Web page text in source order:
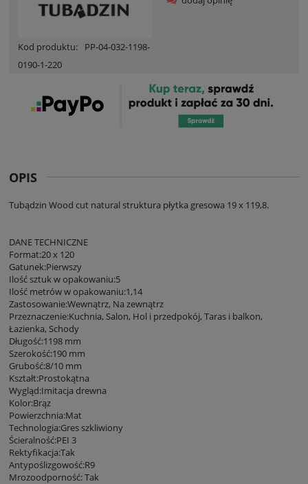
Kod produktu:
PP-04-032-1198-
0190-1-220
OPIS
Tubądzin Wood cut natural struktura płytka gresowa 19 x 119,8.
DANE TECHNICZNE
Format:20 x 120
Gatunek:Pierwszy
Ilość sztuk w opakowaniu:5
Ilość metrów w opakowaniu:1,14
Zastosowanie:Wewnątrz, Na zewnątrz
Przeznaczenie:Kuchnia, Salon, Hol i przedpokój, Taras i balkon,
Łazienka, Schody
Długość:1198 mm
Szerokość:190 mm
Grubość:8/10 mm
Kształt:Prostokątna
Wygląd:Imitacja drewna
Kolor:Brąz
Powierzchnia:Mat
Technologia:Gres szkliwiony
Ścieralność:PEI 3
Rektyfikacja:Tak
Antypoślizgowość:R9
Mrozoodporność: Tak